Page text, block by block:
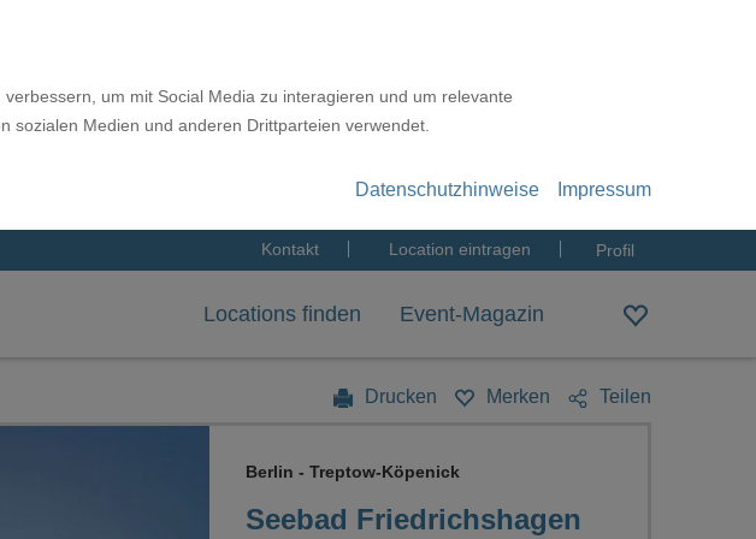
um mit Social Media zu interagieren und um relevante
sozialen Medien und anderen Drittparteien verwendet.
Datenschutzhinweise Impressum
Kontakt Location eintragen Profil
Locations finden Event-Magazin
Drucken Merken Teilen
Seebad Friedrichshagen
Berlin - Treptow-Köpenick